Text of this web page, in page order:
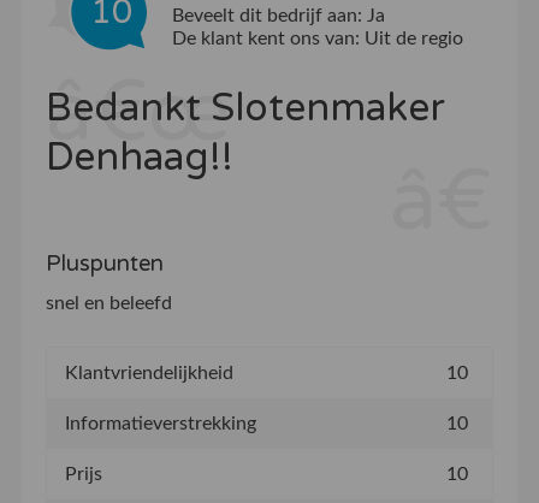
10 Beveelt dit bedrijf aan: Ja
De klant kent ons van: Uit de regio
Bedankt Slotenmaker
Denhaag!!
Pluspunten
snel en beleefd
Klantvriendelijkheid 10
Informatieverstrekking 10
Prijs 10